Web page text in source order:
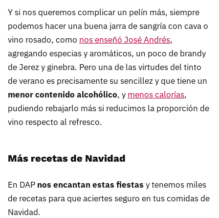
Y si nos queremos complicar un pelín más, siempre
podemos hacer una buena jarra de sangría con cava o
vino rosado, como nos enseñó José Andrés,
agregando especias y aromáticos, un poco de brandy
de Jerez y ginebra. Pero una de las virtudes del tinto
de verano es precisamente su sencillez y que tiene un
menor contenido alcohólico, y menos calorías,
pudiendo rebajarlo más si reducimos la proporción de
vino respecto al refresco.
Más recetas de Navidad
En DAP nos encantan estas fiestas y tenemos miles
de recetas para que aciertes seguro en tus comidas de
Navidad.